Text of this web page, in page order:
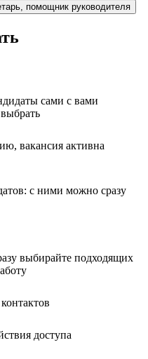
помощник руководителя
сами с вами
вакансия активна
с ними можно сразу
выбирайте подходящих
доступа